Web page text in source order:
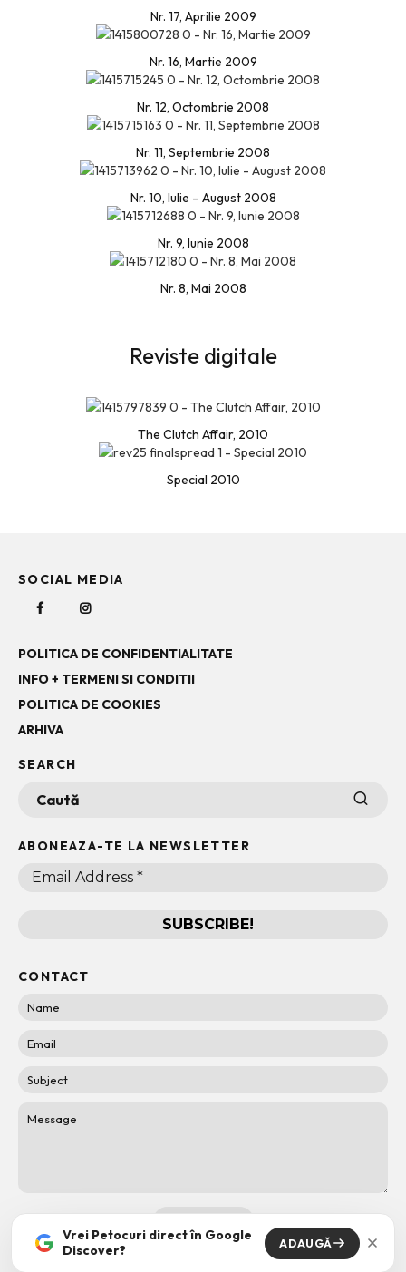
Nr. 17, Aprilie 2009
Nr. 16, Martie 2009
Nr. 12, Octombrie 2008
Nr. 11, Septembrie 2008
Nr. 10, Iulie – August 2008
Nr. 9, Iunie 2008
Nr. 8, Mai 2008
Reviste digitale
The Clutch Affair, 2010
Special 2010
SOCIAL MEDIA
POLITICA DE CONFIDENTIALITATE
INFO + TERMENI SI CONDITII
POLITICA DE COOKIES
ARHIVA
SEARCH
ABONEAZA-TE LA NEWSLETTER
CONTACT
Vrei Petocuri direct în Google
Discover?
ADAUGĂ